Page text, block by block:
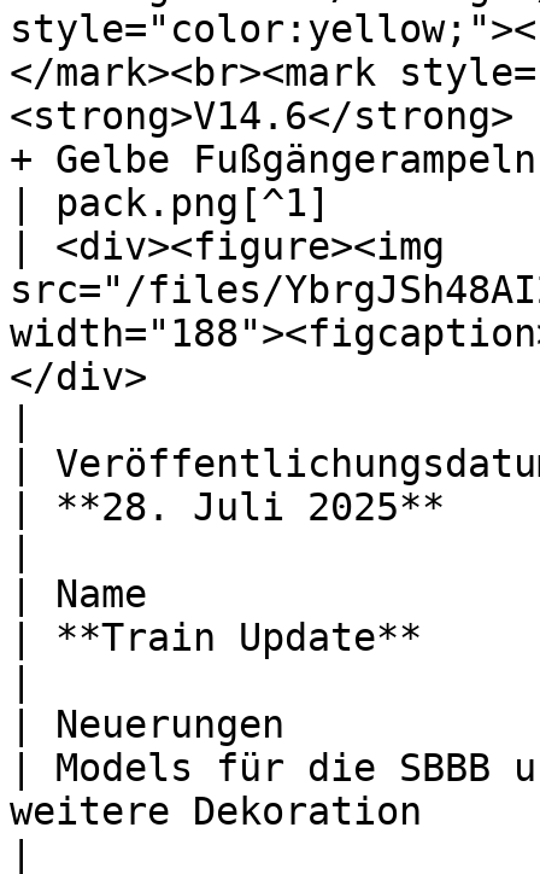
</mark><br><mark
<strong>V14.6</
+ Gelbe
| pack.png[^1]
| <div><figure><img
src="/files/
</div>
|
| **28. Juli 2025**
| Name
| **Train Update**
| Neuerungen
| Models für die SBBB
weitere Dekoration